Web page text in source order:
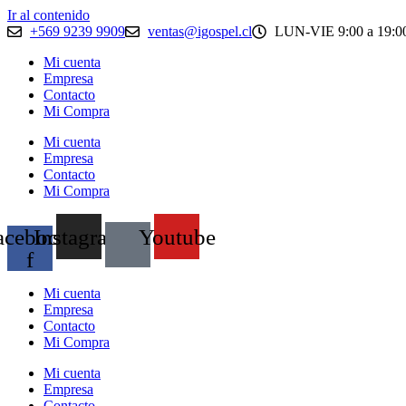
Ir al contenido
+569 9239 9909
ventas@igospel.cl
LUN-VIE 9:00 a
Mi cuenta
Empresa
Contacto
Mi Compra
Mi cuenta
Empresa
Contacto
Mi Compra
f
Instagram Youtube
Mi cuenta
Empresa
Contacto
Mi Compra
Mi cuenta
Empresa